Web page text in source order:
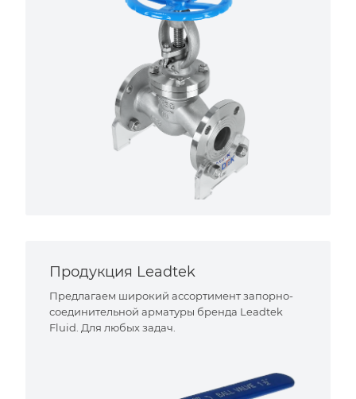
Продукция Leadtek
Предлагаем широкий ассортимент запорно-
соединительной арматуры бренда Leadtek
Fluid. Для любых задач.